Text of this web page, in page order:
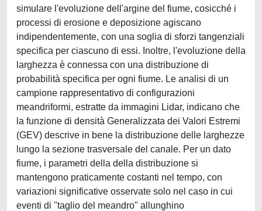
simulare l'evoluzione dell'argine del fiume, cosicché i
processi di erosione e deposizione agiscano
indipendentemente, con una soglia di sforzi tangenziali
specifica per ciascuno di essi. Inoltre, l'evoluzione della
larghezza è connessa con una distribuzione di
probabilità specifica per ogni fiume. Le analisi di un
campione rappresentativo di configurazioni
meandriformi, estratte da immagini Lidar, indicano che
la funzione di densità Generalizzata dei Valori Estremi
(GEV) descrive in bene la distribuzione delle larghezze
lungo la sezione trasversale del canale. Per un dato
fiume, i parametri della della distribuzione si
mantengono praticamente costanti nel tempo, con
variazioni significative osservate solo nel caso in cui
eventi di "taglio del meandro" allunghino